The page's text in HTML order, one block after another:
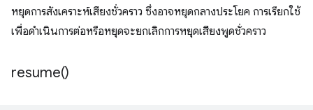
หยุดการสังเคราะห์เสียงชั่วคราว ซึ่งอาจหยุดกลางประโยค การเรียกใช้
เพื่อดำเนินการต่อหรือหยุดจะยกเลิกการหยุดเสียงพูดชั่วคราว
resume()